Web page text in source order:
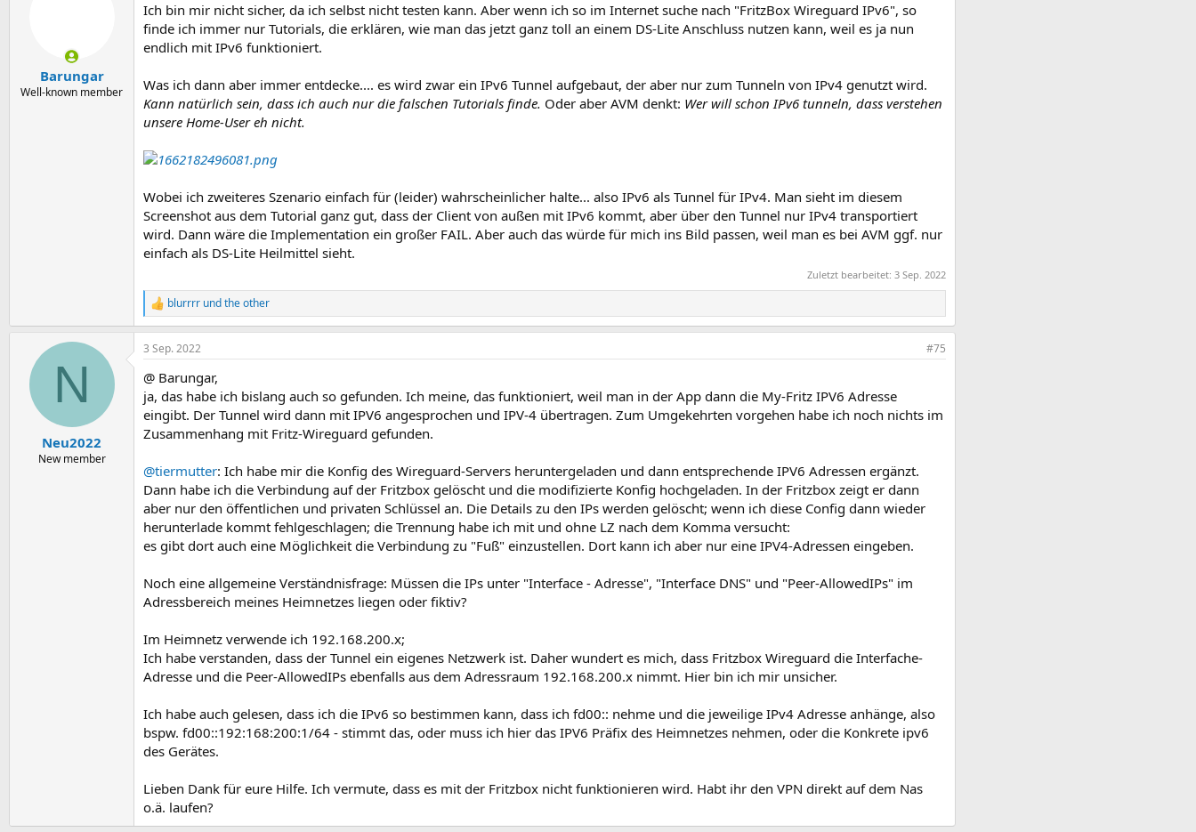
Barungar
Well-known member
Ich bin mir nicht sicher, da ich selbst nicht testen kann. Aber wenn ich so im Internet suche nach "FritzBox Wireguard IPv6", so
finde ich immer nur Tutorials, die erklären, wie man das jetzt ganz toll an einem DS-Lite Anschluss nutzen kann, weil es ja nun
endlich mit IPv6 funktioniert.
Was ich dann aber immer entdecke.... es wird zwar ein IPv6 Tunnel aufgebaut, der aber nur zum Tunneln von IPv4 genutzt wird.
Kann natürlich sein, dass ich auch nur die falschen Tutorials finde. Oder aber AVM denkt: Wer will schon IPv6 tunneln, dass verstehen
unsere Home-User eh nicht.
Wobei ich zweiteres Szenario einfach für (leider) wahrscheinlicher halte... also IPv6 als Tunnel für IPv4. Man sieht im diesem
Screenshot aus dem Tutorial ganz gut, dass der Client von außen mit IPv6 kommt, aber über den Tunnel nur IPv4 transportiert
wird. Dann wäre die Implementation ein großer FAIL. Aber auch das würde für mich ins Bild passen, weil man es bei AVM ggf. nur
einfach als DS-Lite Heilmittel sieht.
Zuletzt bearbeitet: 3 Sep. 2022
R
e
a
k
i
o
n
e
n
blurrrr undthe other
N
Neu2022
New member
3 Sep. 2022 #75
@ Barungar,
ja, das habe ich bislang auch so gefunden. Ich meine, das funktioniert, weil man in der App dann die My-Fritz IPV6 Adresse
eingibt. Der Tunnel wird dann mit IPV6 angesprochen und IPV-4 übertragen. Zum Umgekehrten vorgehen habe ich noch nichts im
Zusammenhang mit Fritz-Wireguard gefunden.
@tiermutter: Ich habe mir die Konfig des Wireguard-Servers heruntergeladen und dann entsprechende IPV6 Adressen ergänzt.
Dann habe ich die Verbindung auf der Fritzbox gelöscht und die modifizierte Konfig hochgeladen. In der Fritzbox zeigt er dann
aber nur den öffentlichen und privaten Schlüssel an. Die Details zu den IPs werden gelöscht; wenn ich diese Config dann wieder
herunterlade kommt fehlgeschlagen; die Trennung habe ich mit und ohne LZ nach dem Komma versucht:
es gibt dort auch eine Möglichkeit die Verbindung zu "Fuß" einzustellen. Dort kann ich aber nur eine IPV4-Adressen eingeben.
Noch eine allgemeine Verständnisfrage: Müssen die IPs unter "Interface - Adresse", "Interface DNS" und "Peer-AllowedIPs" im
Adressbereich meines Heimnetzes liegen oder fiktiv?
Im Heimnetz verwende ich 192.168.200.x;
Ich habe verstanden, dass der Tunnel ein eigenes Netzwerk ist. Daher wundert es mich, dass Fritzbox Wireguard die Interfache-
Adresse und die Peer-AllowedIPs ebenfalls aus dem Adressraum 192.168.200.x nimmt. Hier bin ich mir unsicher.
Ich habe auch gelesen, dass ich die IPv6 so bestimmen kann, dass ich fd00:: nehme und die jeweilige IPv4 Adresse anhänge, also
bspw. fd00::192:168:200:1/64 - stimmt das, oder muss ich hier das IPV6 Präfix des Heimnetzes nehmen, oder die Konkrete ipv6
des Gerätes.
Lieben Dank für eure Hilfe. Ich vermute, dass es mit der Fritzbox nicht funktionieren wird. Habt ihr den VPN direkt auf dem Nas
o.ä. laufen?